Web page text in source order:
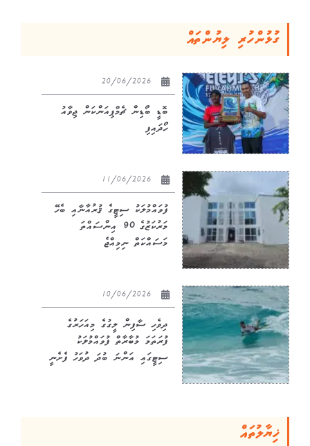
ގުޅުންހުރި ލިޔުންތައް
ބޮޑީ ބޯޑިން ޗެމްޕިއަންކަން ޖިވާއު
ހޯދައިފި
ފުވައްމުލަކު ސިޓީގެ ޤުރުއާނާއި ބެހޭ
މަރުކަޒުގެ 90 އިންސައްތަ
މަސައްކަތް ނިމިއްޖެ
ދިވެހި ސާފިން ލީގުގެ މިއަހަރުގެ
ފުރަތަމަ މުބާރާތް ފުވައްމުލަކު
ސިޓީގައި އަންނަ ބުދަ ދުވަހު ފެށެނީ
ޚިޔާލުތައް